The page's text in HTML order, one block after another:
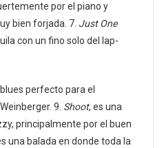
por el piano y
bien forjada. 7. Just One
con un fino solo del lap-
perfecto para el
9. Shoot, es una
principalmente por el buen
una balada en donde toda la